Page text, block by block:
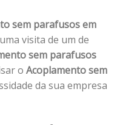
sem parafusos em
visita de um de
sem parafusos
o Acoplamento sem
da sua empresa